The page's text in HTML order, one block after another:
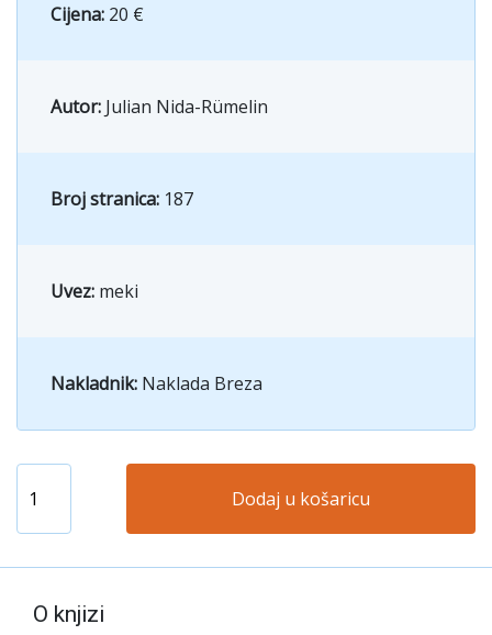
Cijena: 20 €
Autor: Julian Nida-Rümelin
Broj stranica: 187
Uvez: meki
Nakladnik: Naklada Breza
Dodaj u košaricu
O knjizi